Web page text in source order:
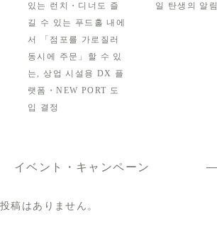
있는 런치・디너도 즐
길 수 있는 푸드홀 내에
서 「점포를 가로질러
동시에 주문」할 수 있
는, 상업 시설용 DX 플
랫폼・NEW PORT 도
입 결정
일 탄생의 알림
イベント・キャンペーン
投稿はありません。